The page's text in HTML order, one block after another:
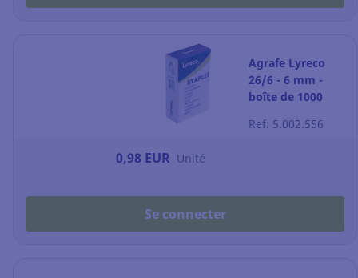
Agrafe Lyreco
26/6 - 6 mm -
boîte de 1000
Ref: 5.002.556
0,98 EUR Unité
Se connecter